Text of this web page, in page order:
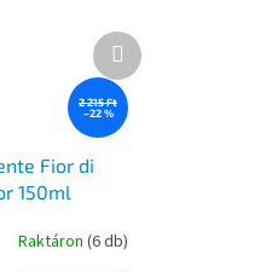
2 215 Ft
–22 %
Fior di
150ml
Raktáron (6 db)
Következő
termék